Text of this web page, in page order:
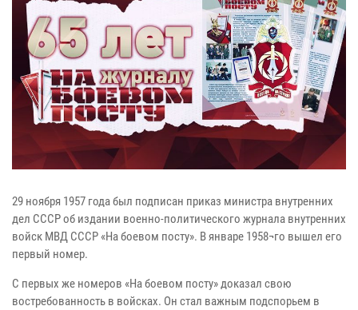
29 ноября 1957 года был подписан приказ министра внутренних
дел СССР об издании военно-политического журнала внутренних
войск МВД СССР «На боевом посту». В январе 1958¬го вышел его
первый номер.
С первых же номеров «На боевом посту» доказал свою
востребованность в войсках. Он стал важным подспорьем в